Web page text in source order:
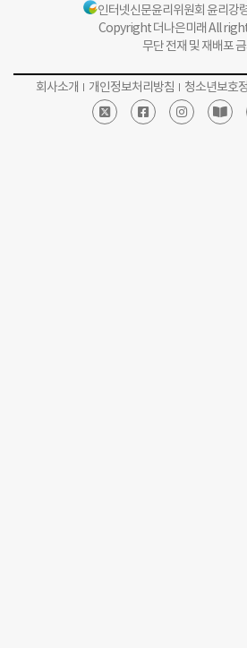
인터넷신문윤리위원회 윤리강
Copyright 더나은미래 All
무단 전재 및 재배포
회사소개 개인정보처리방침 청소년보호